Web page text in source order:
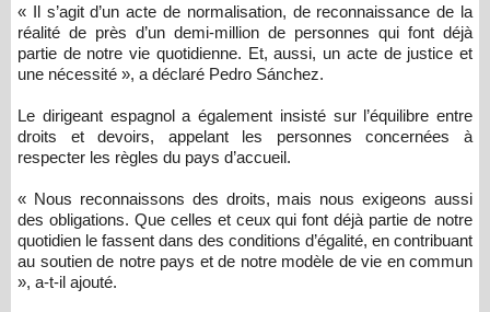
« Il s’agit d’un acte de normalisation, de reconnaissance de la
réalité de près d’un demi-million de personnes qui font déjà
partie de notre vie quotidienne. Et, aussi, un acte de justice et
une nécessité », a déclaré Pedro Sánchez.
Le dirigeant espagnol a également insisté sur l’équilibre entre
droits et devoirs, appelant les personnes concernées à
respecter les règles du pays d’accueil.
« Nous reconnaissons des droits, mais nous exigeons aussi
des obligations. Que celles et ceux qui font déjà partie de notre
quotidien le fassent dans des conditions d’égalité, en contribuant
au soutien de notre pays et de notre modèle de vie en commun
», a-t-il ajouté.